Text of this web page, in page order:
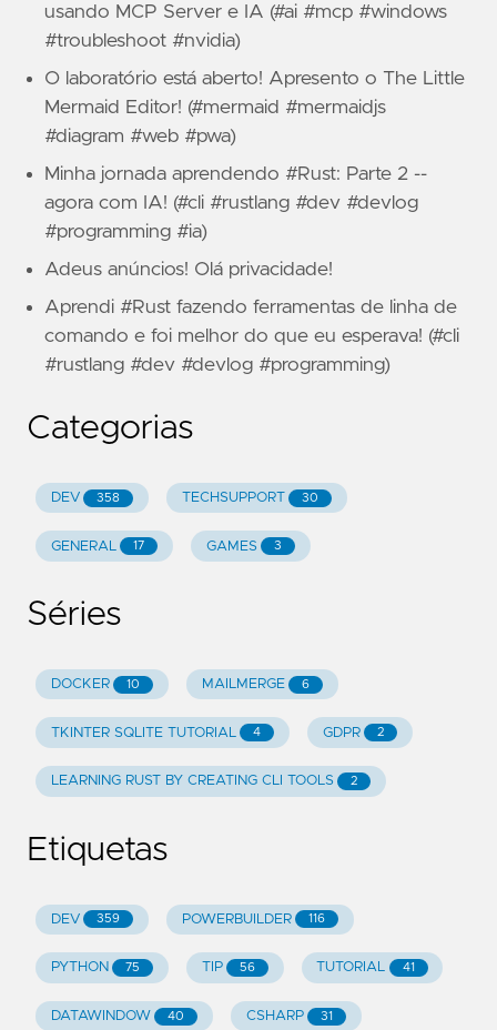
usando MCP Server e IA (#ai #mcp #windows
#troubleshoot #nvidia)
O laboratório está aberto! Apresento o The Little
Mermaid Editor! (#mermaid #mermaidjs
#diagram #web #pwa)
Minha jornada aprendendo #Rust: Parte 2 --
agora com IA! (#cli #rustlang #dev #devlog
#programming #ia)
Adeus anúncios! Olá privacidade!
Aprendi #Rust fazendo ferramentas de linha de
comando e foi melhor do que eu esperava! (#cli
#rustlang #dev #devlog #programming)
Categorias
DEV 358 TECHSUPPORT 30
GENERAL 17 GAMES 3
Séries
DOCKER 10 MAILMERGE 6
TKINTER SQLITE TUTORIAL 4 GDPR 2
LEARNING RUST BY CREATING CLI TOOLS 2
Etiquetas
DEV 359 POWERBUILDER 116
PYTHON 75 TIP 56 TUTORIAL 41
DATAWINDOW 40 CSHARP 31